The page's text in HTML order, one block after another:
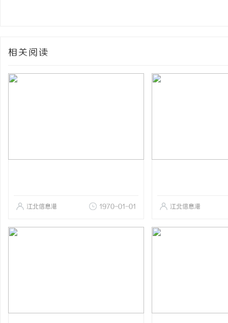
相关阅读
江北信息港 1970-01-01 江北信息港